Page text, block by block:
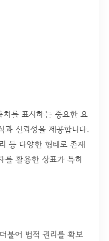
를 표시하는 중요한 요
과 신뢰성을 제공합니다.
등 다양한 형태로 존재
를 활용한 상표가 특히
불어 법적 권리를 확보